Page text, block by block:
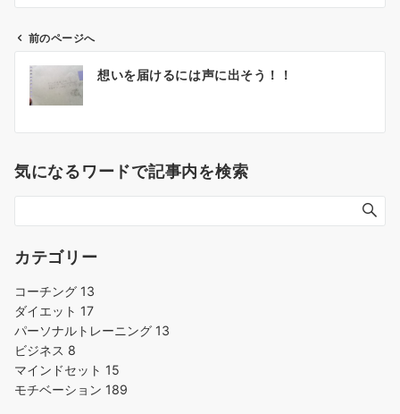
ー
シ
前のページへ
想いを届けるには声に出そう！！
気になるワードで記事内を検索
カテゴリー
コーチング 13
ダイエット 17
パーソナルトレーニング 13
ビジネス 8
マインドセット 15
モチベーション 189